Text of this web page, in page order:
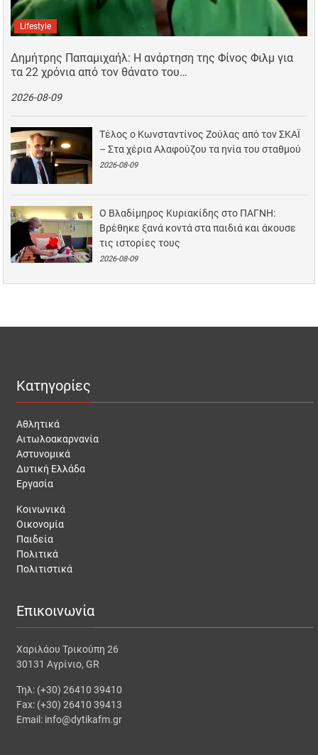
Lifestyle
Δημήτρης Παπαμιχαήλ: Η ανάρτηση της Φίνος Φιλμ για
τα 22 χρόνια από τον θάνατο του…
2026-08-09
Τέλος ο Κωνσταντίνος Ζούλας από τον ΣΚΑΪ
– Στα χέρια Αλαφούζου τα ηνία του σταθμού
2026-08-09
Ο Βλαδίμηρος Κυριακίδης στο ΠΑΓΝΗ:
Βρέθηκε ξανά κοντά στα παιδιά και άκουσε
τις ιστορίες τους
2026-08-09
Κατηγορίες
Αθλητικά
Αιτωλοακαρνανία
Αστυνομικά
Δυτική Ελλάδα
Εργασία
Κοινωνικά
Οικονομία
Παιδεία
Πολιτικά
Πολιτιστικά
Επικοινωνία
Χαριλάου Τρικούπη 26
30131 Αγρίνιο, GR
Τηλ: (+30) 26410 39410
Fax: (+30) 26410 39413
Email: info@dytikafm.gr